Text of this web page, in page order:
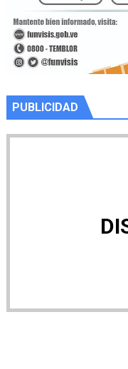
PUBLICIDAD